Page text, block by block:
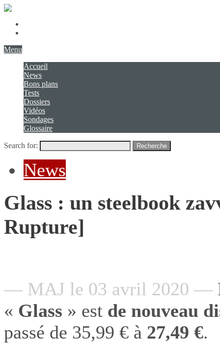
Menu
Accueil
News
Bons plans
Tests
Dossiers
Vidéos
Sondages
Glossaire
Search for: Recherche
News
Glass : un steelbook
Rupture]
— MAJ le 03 avril 2020 —
« Glass » est de nouveau
passé de 35,99 € à 27,49 €.